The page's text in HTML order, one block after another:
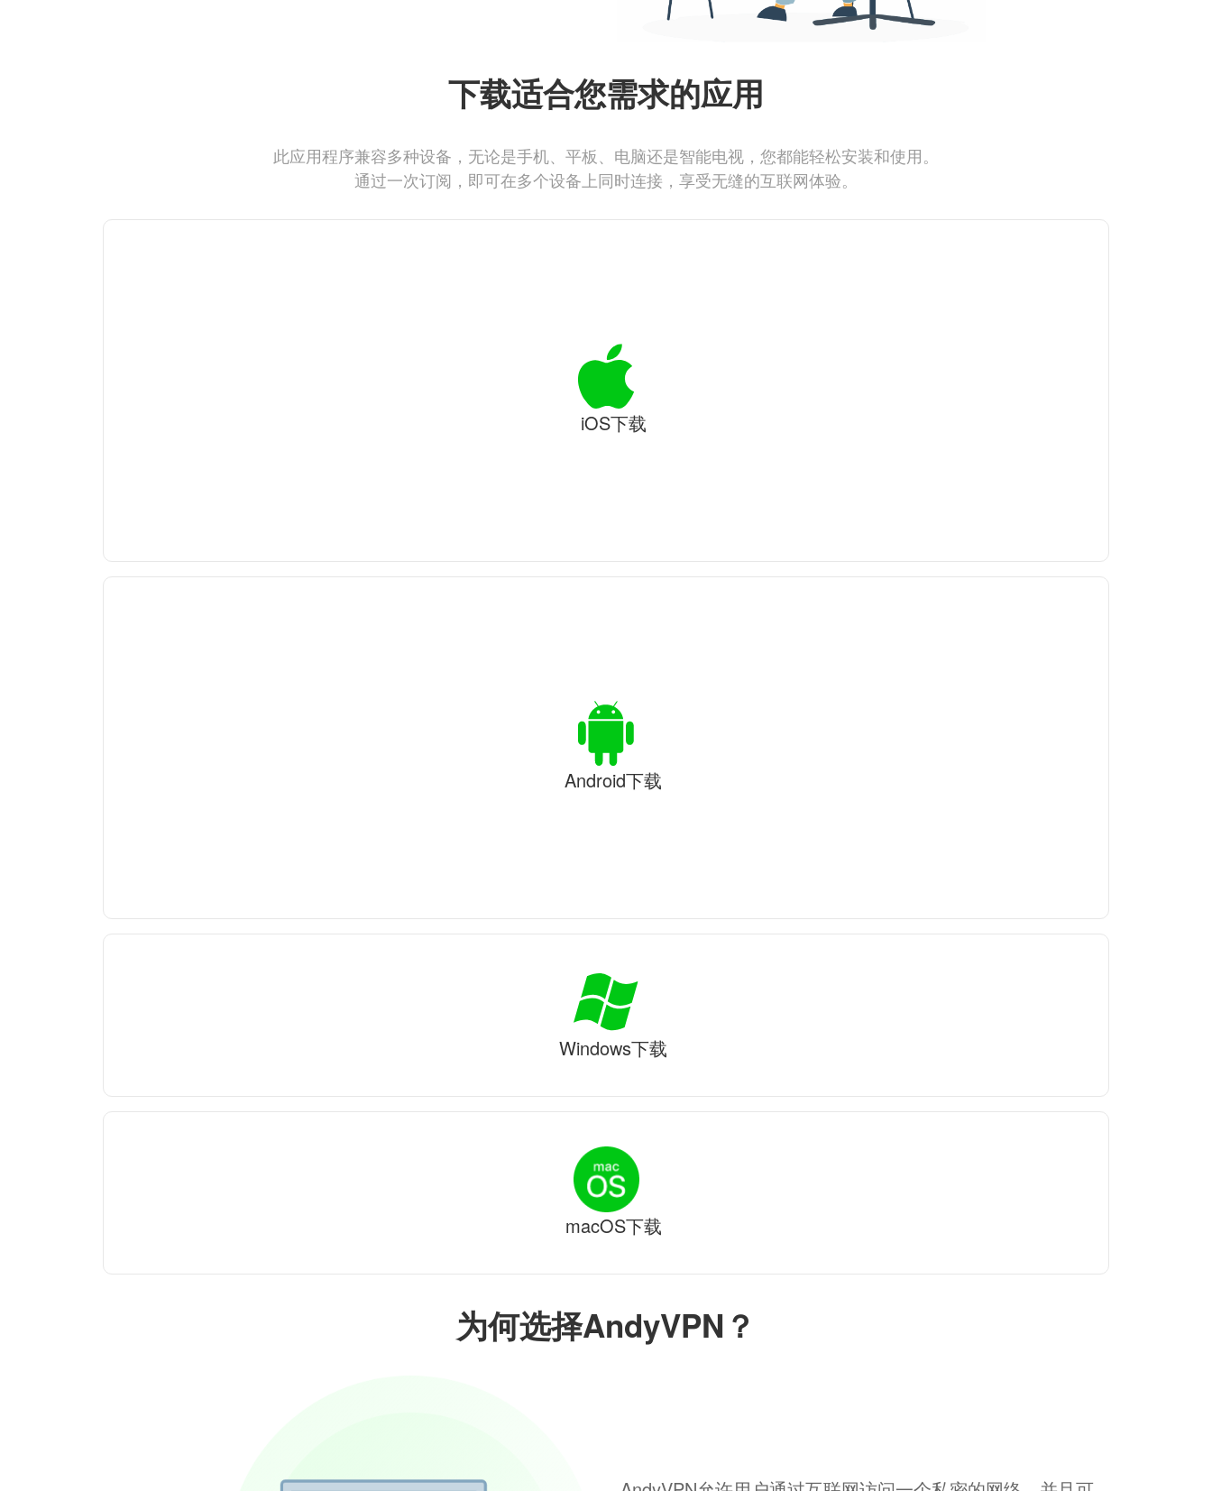
为何选择AndyVPN？
下载适合您需求的应用
此应用程序兼容多种设备，无论是手机、平板、电脑还是智能电视，您都能轻松安装和使用。
通过一次订阅，即可在多个设备上同时连接，享受无缝的互联网体验。
iOS下载
Android下载
Windows下载
macOS下载